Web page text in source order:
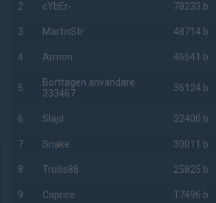
2 cYbEr- 78233 b
3 MartinStr 48714 b
4 Armon 46541 b
5
Borttagen användare
333467
36124 b
6 Slajd 32400 b
7 Snake 30011 b
8 Trollis88 25825 b
9 Caprice 17496 b